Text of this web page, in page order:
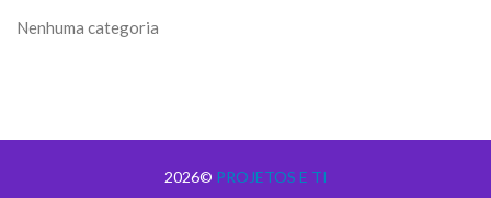
Nenhuma categoria
2026© PROJETOS E TI